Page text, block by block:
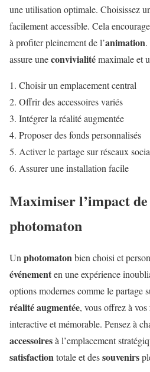
une utilisation optimale. Choisissez
facilement accessible. Cela
à profiter pleinement de l’animation
assure uneconvivialitémaximale et
Choisir un emplacement central
Offrir des accessoires variés
Intégrer la réalité augmentée
Proposer des fonds personnalisés
Activer le partage sur réseaux
Assurer une installation facile
Maximiser l’impact
photomaton
Unphotomatonbien choisi et
événementen une expérience
options modernes comme le partage
réalité augmentée, vous offrez à vos
interactive et mémorable. Pensez à
accessoiresà l’emplacement
satisfactiontotale et dessouvenirs